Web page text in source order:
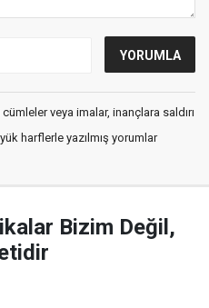
veya imalar, inançlara saldırı
harflerle yazılmış yorumlar
Bizim Değil,